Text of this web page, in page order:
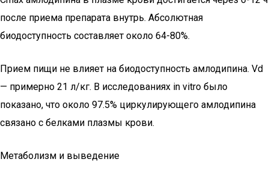
после приема препарата внутрь. Абсолютная
биодоступность составляет около 64-80%.
Прием пищи не влияет на биодоступность амлодипина. Vd
— примерно 21 л/кг. В исследованиях in vitro было
показано, что около 97.5% циркулирующего амлодипина
связано с белками плазмы крови.
Метаболизм и выведение